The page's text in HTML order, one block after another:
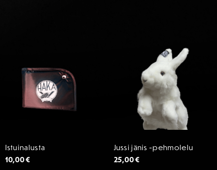
Istuinalusta
10,00€
Jussi jänis -pehmolelu
25,00€